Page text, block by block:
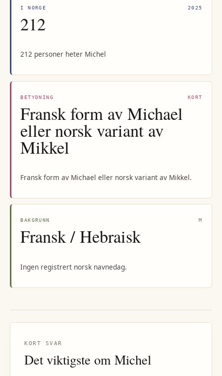
I NORGE 2025
212
212 personer heter Michel
BETYDNING KORT
Fransk form av Michael
eller norsk variant av
Mikkel
Fransk form av Michael eller norsk variant av Mikkel.
BAKGRUNN M
Fransk / Hebraisk
Ingen registrert norsk navnedag.
KORT SVAR
Det viktigste om Michel